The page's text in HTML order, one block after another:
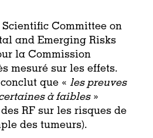
Scientific Committee on
and Emerging Risks
la Commission
mesuré sur les effets.
que « les preuves
à faibles»
RF sur les risques de
des tumeurs).